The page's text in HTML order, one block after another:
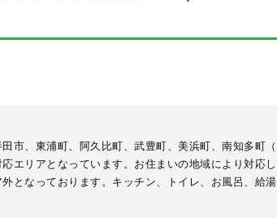
市、東浦町、阿久比町、武豊町、美浜町、南知多町
エリアとなっています。お住まいの地域により対応
となっております。キッチン、トイレ、お風呂、給